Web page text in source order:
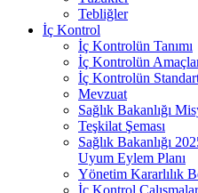
Tebliğler
İç Kontrol
İç Kontrolün Tanımı
İç Kontrolün
İç Kontrolün
Mevzuat
Sağlık Bakanlığı
Teşkilat Şeması
Sağlık Bakanlığı
Uyum Eylem Planı
Yönetim Kararlılık
İç Kontrol